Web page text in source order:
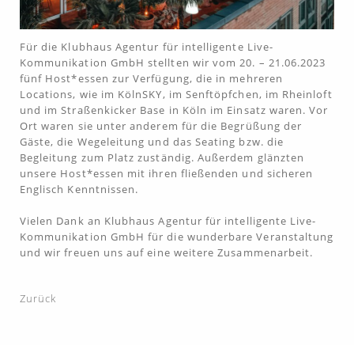
Für die Klubhaus Agentur für intelligente Live-
Kommunikation GmbH stellten wir vom 20. – 21.06.2023
fünf Host*essen zur Verfügung, die in mehreren
Locations, wie im KölnSKY, im Senftöpfchen, im Rheinloft
und im Straßenkicker Base in Köln im Einsatz waren. Vor
Ort waren sie unter anderem für die Begrüßung der
Gäste, die Wegeleitung und das Seating bzw. die
Begleitung zum Platz zuständig. Außerdem glänzten
unsere Host*essen mit ihren fließenden und sicheren
Englisch Kenntnissen.
Vielen Dank an Klubhaus Agentur für intelligente Live-
Kommunikation GmbH für die wunderbare Veranstaltung
und wir freuen uns auf eine weitere Zusammenarbeit.
Zurück